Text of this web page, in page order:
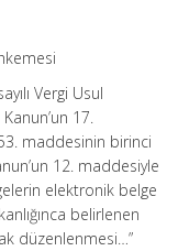
Vergi Usul
17.
maddesinin birinci
12. maddesiyle
elektronik belge
belirlenen
düzenlenmesi…”